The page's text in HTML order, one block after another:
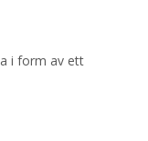
i form av ett